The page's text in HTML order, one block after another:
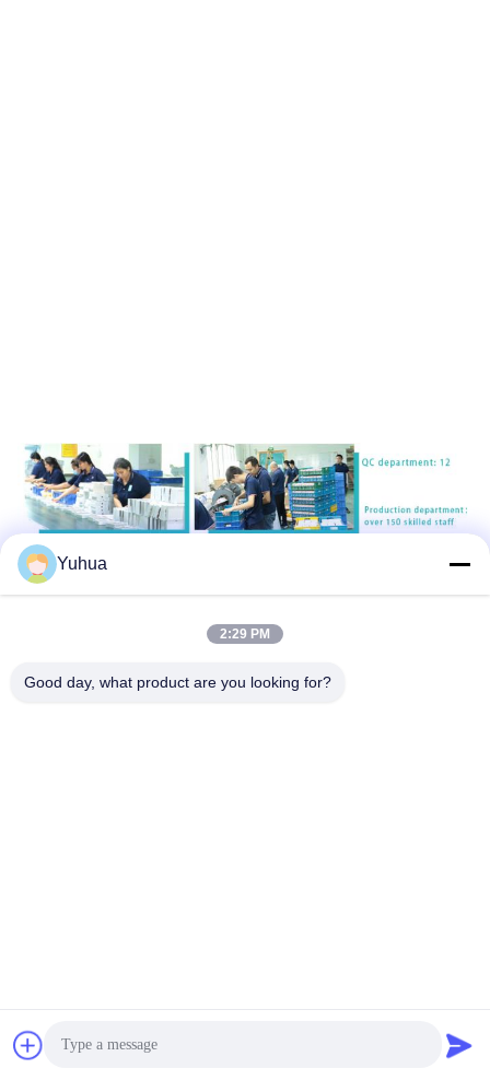
Yuhua
2:29 PM
Good day, what product are you looking for?